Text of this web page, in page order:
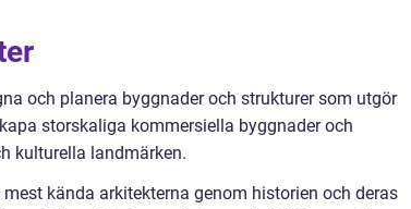
och planera byggnader och strukturer som utgör
storskaliga kommersiella byggnader och
kulturella landmärken.
kända arkitekterna genom historien och deras